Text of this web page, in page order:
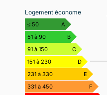
Logement économe
≤ 50
A
51 à 90
B
91 à 150
C
151 à 230
D
231 à 330
E
331 à 450
F